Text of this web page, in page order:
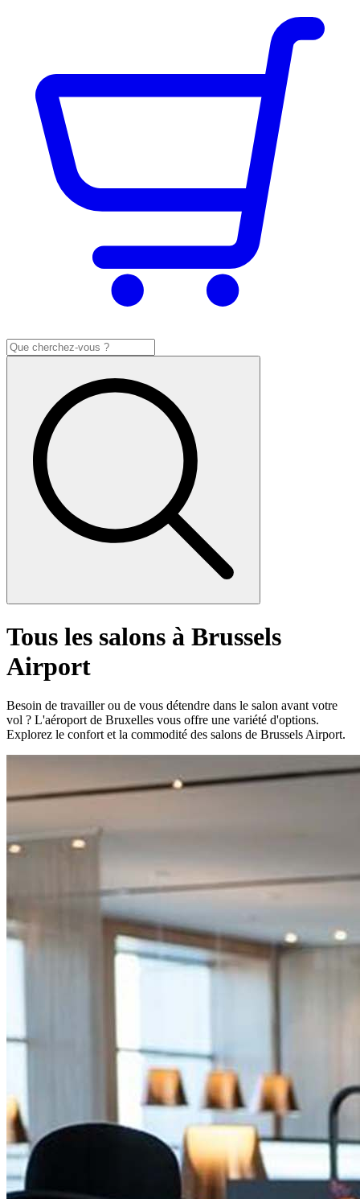
Tous les salons à Brussels
Airport
Besoin de travailler ou de vous détendre dans le salon avant votre
vol ? L'aéroport de Bruxelles vous offre une variété d'options.
Explorez le confort et la commodité des salons de Brussels Airport.